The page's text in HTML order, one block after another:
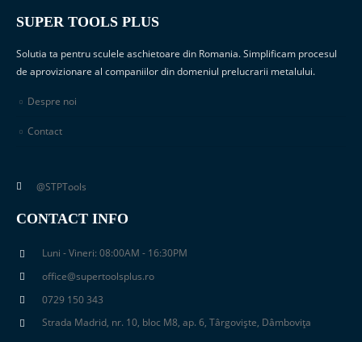
SUPER TOOLS PLUS
Solutia ta pentru sculele aschietoare din Romania. Simplificam procesul
de aprovizionare al companiilor din domeniul prelucrarii metalului.
Despre noi
Contact
@STPTools
CONTACT INFO
Luni - Vineri: 08:00AM - 16:30PM
office@supertoolsplus.ro
0729 150 343
Strada Madrid, nr. 10, bloc M8, ap. 6, Târgoviște, Dâmbovița